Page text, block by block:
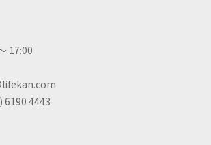
17:00
6190 4443